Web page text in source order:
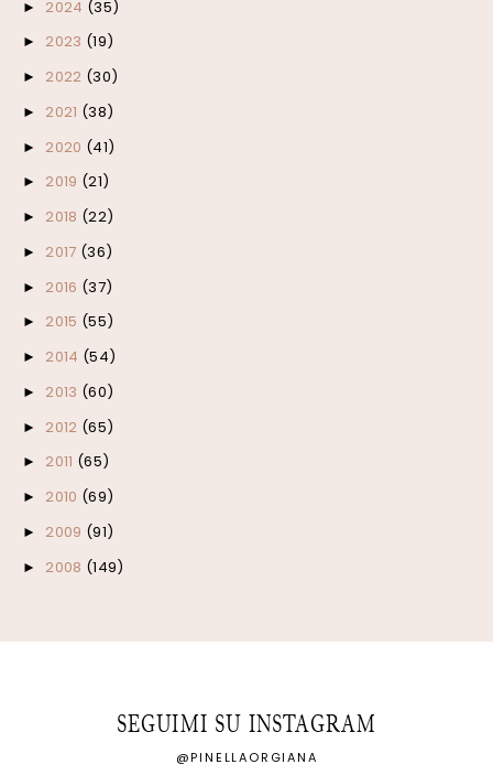
► 2024 (35)
► 2023 (19)
► 2022 (30)
► 2021 (38)
► 2020 (41)
► 2019 (21)
► 2018 (22)
► 2017 (36)
► 2016 (37)
► 2015 (55)
► 2014 (54)
► 2013 (60)
► 2012 (65)
► 2011 (65)
► 2010 (69)
► 2009 (91)
► 2008 (149)
SEGUIMI SU INSTAGRAM
@PINELLAORGIANA